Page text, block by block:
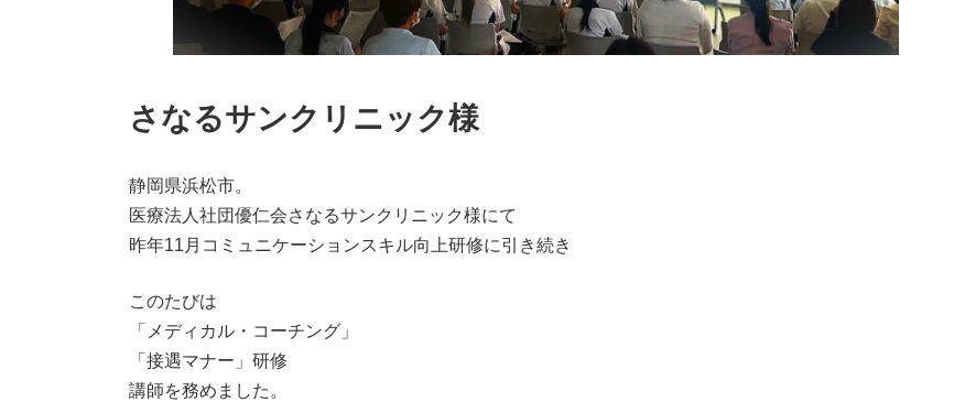
さなるサンクリニック様
静岡県浜松市。
医療法人社団優仁会さなるサンクリニック様にて
昨年11月コミュニケーションスキル向上研修に引き続き
このたびは
「メディカル・コーチング」
「接遇マナー」研修
講師を務めました。